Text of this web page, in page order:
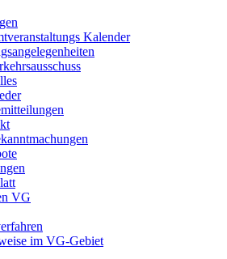
Kalender
VG
im VG-Gebiet